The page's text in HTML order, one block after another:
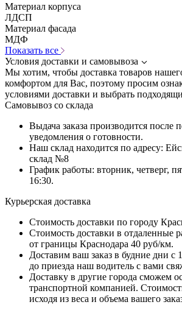
Материал корпуса
ЛДСП
Материал фасада
МДФ
Показать все
Условия доставки и самовывоза
Мы хотим, чтобы доставка товаров
комфортом для Вас, поэтому просим
условиями доставки и выбрать
Самовывоз со склада
Выдача заказа производится после
уведомления о готовности.
Наш склад находится по адресу:
склад №8
График работы: вторник, четверг,
16:30.
Курьерская доставка
Стоимость доставки по городу
Стоимость доставки в отдаленные
от границы Краснодара 40 руб/км.
Доставим ваш заказ в будние дни с
до приезда наш водитель с вами
Доставку в другие города сможем
транспортной компанией.
исходя из веса и объема вашего